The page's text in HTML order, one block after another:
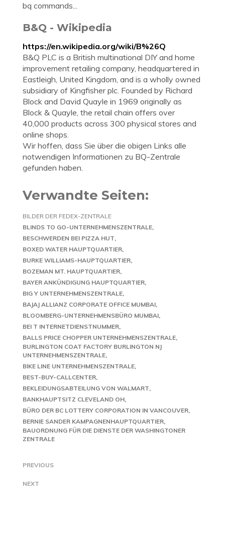
bq commands...
B&Q - Wikipedia
https://en.wikipedia.org/wiki/B%26Q
B&Q PLC is a British multinational DIY and home
improvement retailing company, headquartered in
Eastleigh, United Kingdom, and is a wholly owned
subsidiary of Kingfisher plc. Founded by Richard
Block and David Quayle in 1969 originally as
Block & Quayle, the retail chain offers over
40,000 products across 300 physical stores and
online shops.
Wir hoffen, dass Sie über die obigen Links alle
notwendigen Informationen zu BQ-Zentrale
gefunden haben.
Verwandte Seiten:
BILDER DER FEDEX-ZENTRALE
BLINDS TO GO-UNTERNEHMENSZENTRALE
BESCHWERDEN BEI PIZZA HUT
BOXED WATER HAUPTQUARTIER
BURKE WILLIAMS-HAUPTQUARTIER
BOZEMAN MT. HAUPTQUARTIER
BAYER ANKÜNDIGUNG HAUPTQUARTIER
BIG Y UNTERNEHMENSZENTRALE
BAJAJ ALLIANZ CORPORATE OFFICE MUMBAI
BLOOMBERG-UNTERNEHMENSBÜRO MUMBAI
BEI T INTERNETDIENSTNUMMER
BALLS PRICE CHOPPER UNTERNEHMENSZENTRALE
BURLINGTON COAT FACTORY BURLINGTON NJ
UNTERNEHMENSZENTRALE
BIKE LINE UNTERNEHMENSZENTRALE
BEST-BUY-CALLCENTER
BEKLEIDUNGSABTEILUNG VON WALMART
BANKHAUPTSITZ CLEVELAND OH
BÜRO DER BC LOTTERY CORPORATION IN VANCOUVER
BERNIE SANDER KAMPAGNENHAUPTQUARTIER
BAUORDNUNG FÜR DIE DIENSTE DER WASHINGTONER
ZENTRALE
PREVIOUS
NEXT